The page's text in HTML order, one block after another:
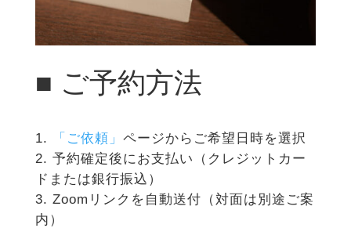
■ ご予約方法
「ご依頼」 ページからご希望日時を選択
予約確定後にお支払い（クレジットカー
ドまたは銀行振込）
Zoomリンクを自動送付（対面は別途ご案
内）